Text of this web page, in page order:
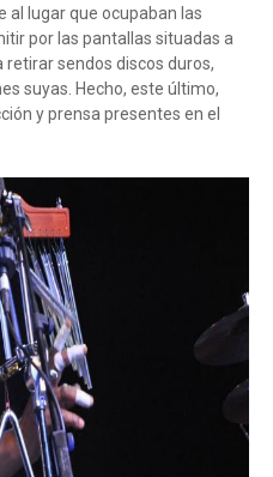
al lugar que ocupaban las
por las pantallas situadas a
sendos discos duros,
suyas. Hecho, este último,
y prensa presentes en el